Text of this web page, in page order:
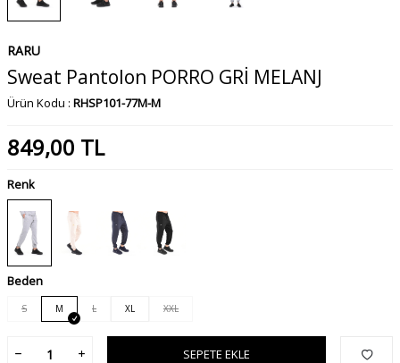
RARU
Sweat Pantolon PORRO GRİ MELANJ
Ürün Kodu : RHSP101-77M-M
849,00 TL
Renk
Beden
S M L XL XXL
SEPETE EKLE